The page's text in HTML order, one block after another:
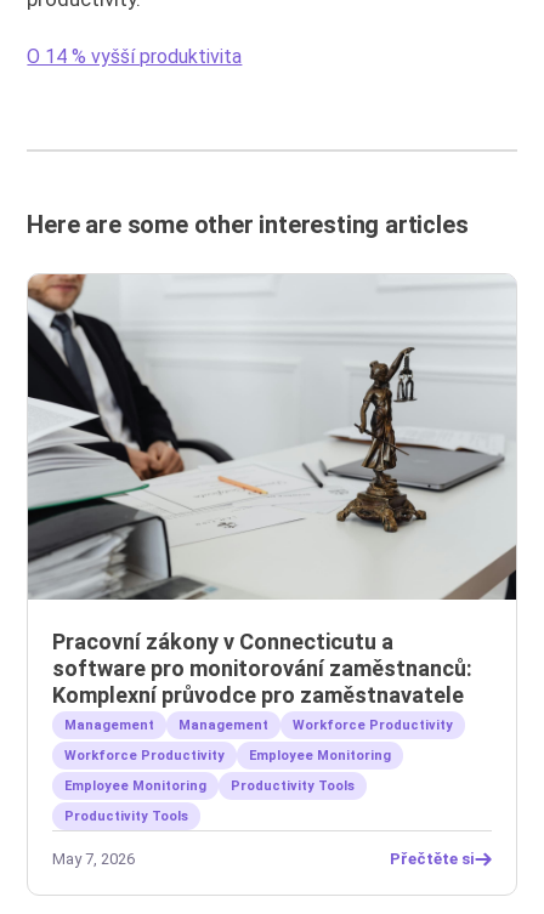
O 14 % vyšší produktivita
Here are some other interesting articles
Pracovní zákony v Connecticutu a
software pro monitorování zaměstnanců:
Komplexní průvodce pro zaměstnavatele
Management Management
Workforce Productivity
Workforce Productivity
Employee Monitoring
Employee Monitoring
Productivity Tools
Productivity Tools
May 7, 2026 Přečtěte si